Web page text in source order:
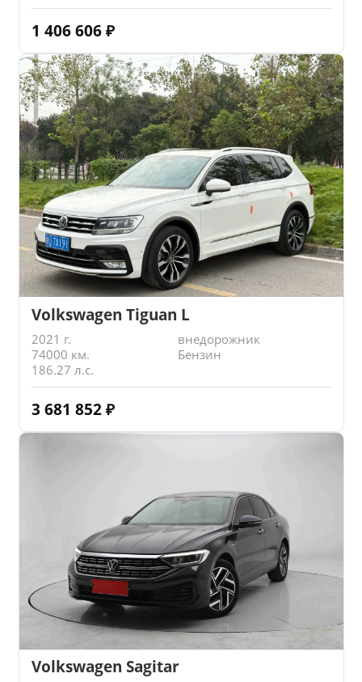
1 406 606 ₽
Volkswagen Tiguan L
2021 г.
внедорожник
74000 км.
Бензин
186.27 л.с.
3 681 852 ₽
Volkswagen Sagitar